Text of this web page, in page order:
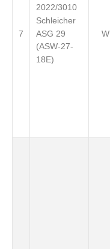
7
2022/3010
Schleicher
ASG 29
(ASW-27-
18E)
W